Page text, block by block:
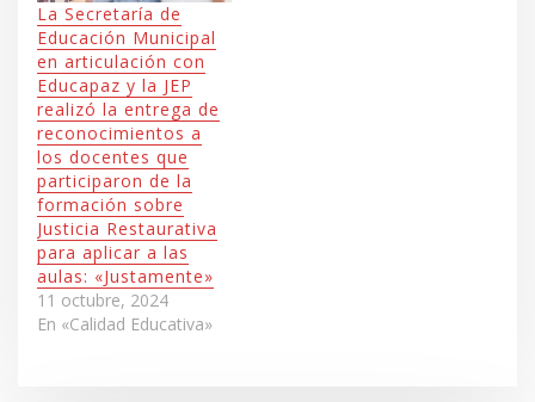
La Secretaría de
Educación Municipal
en articulación con
Educapaz y la JEP
realizó la entrega de
reconocimientos a
los docentes que
participaron de la
formación sobre
Justicia Restaurativa
para aplicar a las
aulas: «Justamente»
11 octubre, 2024
En «Calidad Educativa»